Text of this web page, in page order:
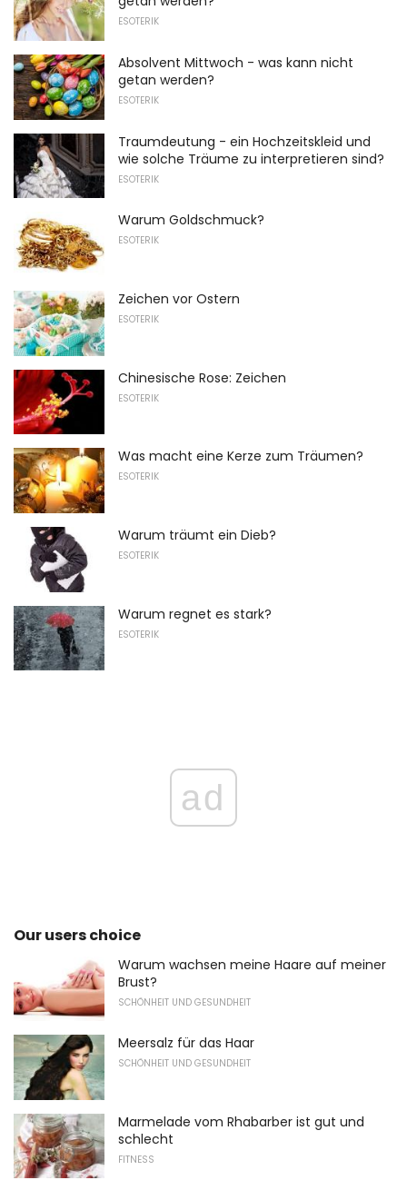
ESOTERIK
Absolvent Mittwoch - was kann nicht
getan werden?
ESOTERIK
Traumdeutung - ein Hochzeitskleid und
wie solche Träume zu interpretieren sind?
ESOTERIK
Warum Goldschmuck?
ESOTERIK
Zeichen vor Ostern
ESOTERIK
Chinesische Rose: Zeichen
ESOTERIK
Was macht eine Kerze zum Träumen?
ESOTERIK
Warum träumt ein Dieb?
ESOTERIK
Warum regnet es stark?
ESOTERIK
ad
Our users choice
Warum wachsen meine Haare auf meiner
Brust?
SCHÖNHEIT UND GESUNDHEIT
Meersalz für das Haar
SCHÖNHEIT UND GESUNDHEIT
Marmelade vom Rhabarber ist gut und
schlecht
FITNESS